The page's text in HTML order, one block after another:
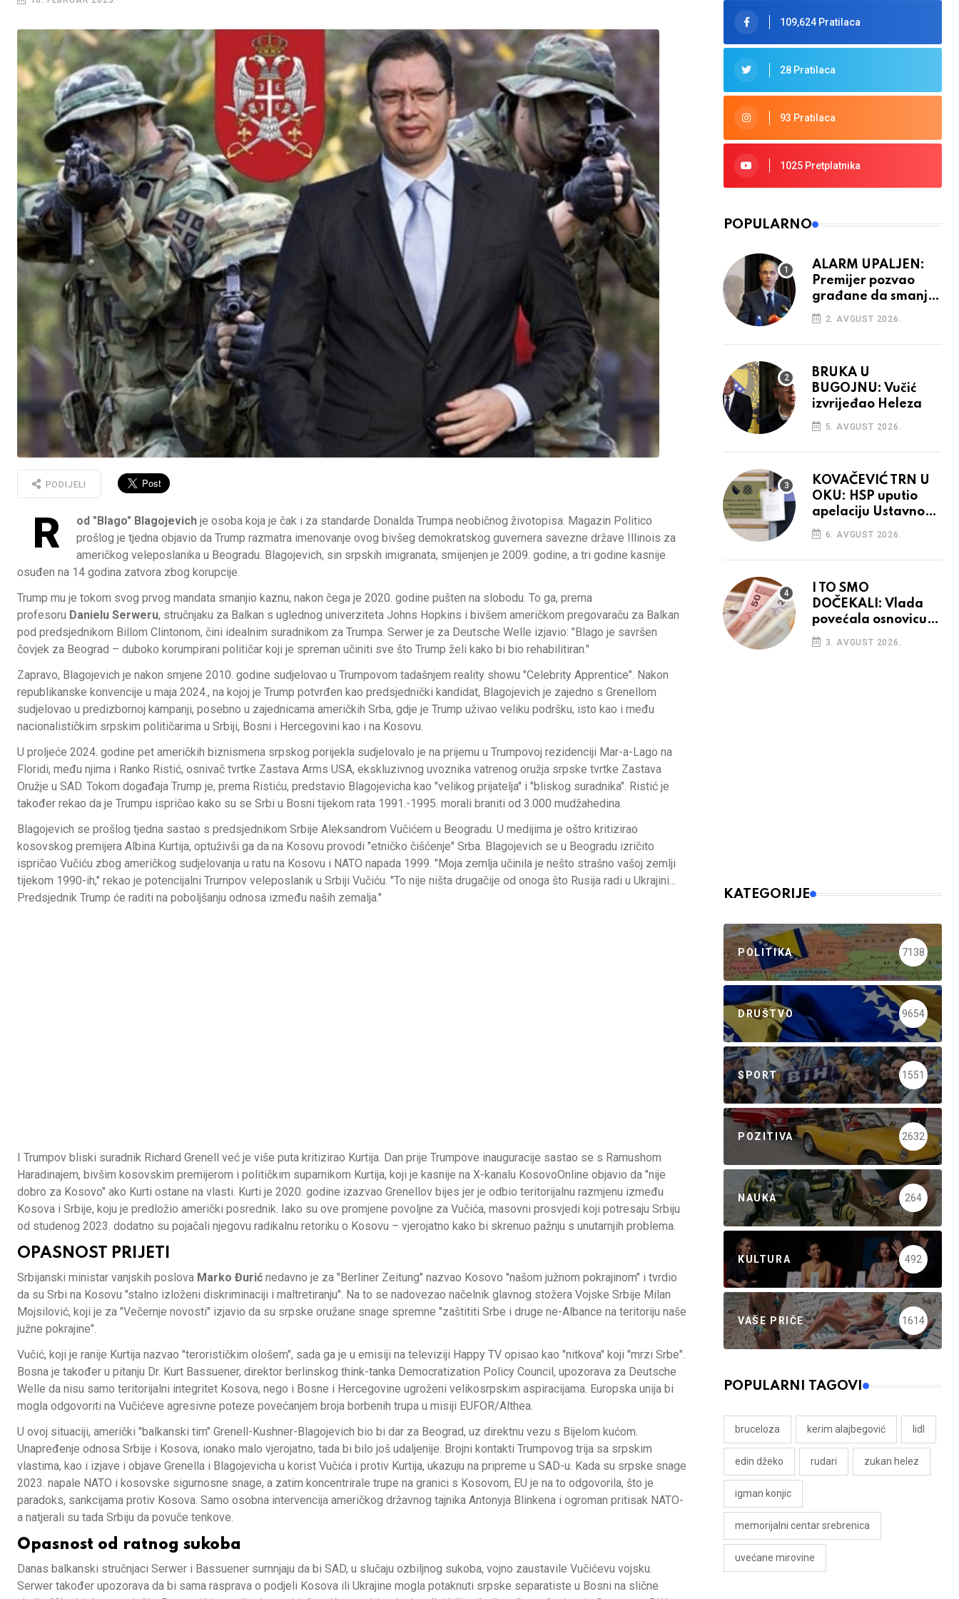
PODIJELI
R od "Blago" Blagojevich je osoba koja je čak i za standarde Donalda Trumpa neobičnog životopisa. Magazin Politico
prošlog je tjedna objavio da Trump razmatra imenovanje ovog bivšeg demokratskog guvernera savezne države Illinois za
američkog veleposlanika u Beogradu. Blagojevich, sin srpskih imigranata, smijenjen je 2009. godine, a tri godine kasnije
osuđen na 14 godina zatvora zbog korupcije.
Trump mu je tokom svog prvog mandata smanjio kaznu, nakon čega je 2020. godine pušten na slobodu. To ga, prema
profesoru Danielu Serweru, stručnjaku za Balkan s uglednog univerziteta Johns Hopkins i bivšem američkom pregovaraču za Balkan
pod predsjednikom Billom Clintonom, čini idealnim suradnikom za Trumpa. Serwer je za Deutsche Welle izjavio: "Blago je savršen
čovjek za Beograd – duboko korumpirani političar koji je spreman učiniti sve što Trump želi kako bi bio rehabilitiran."
Zapravo, Blagojevich je nakon smjene 2010. godine sudjelovao u Trumpovom tadašnjem reality showu "Celebrity Apprentice". Nakon
republikanske konvencije u maja 2024., na kojoj je Trump potvrđen kao predsjednički kandidat, Blagojevich je zajedno s Grenellom
sudjelovao u predizbornoj kampanji, posebno u zajednicama američkih Srba, gdje je Trump uživao veliku podršku, isto kao i među
nacionalističkim srpskim političarima u Srbiji, Bosni i Hercegovini kao i na Kosovu.
U proljeće 2024. godine pet američkih biznismena srpskog porijekla sudjelovalo je na prijemu u Trumpovoj rezidenciji Mar-a-Lago na
Floridi, među njima i Ranko Ristić, osnivač tvrtke Zastava Arms USA, ekskluzivnog uvoznika vatrenog oružja srpske tvrtke Zastava
Oružje u SAD. Tokom događaja Trump je, prema Ristiću, predstavio Blagojevicha kao "velikog prijatelja" i "bliskog suradnika". Ristić je
također rekao da je Trumpu ispričao kako su se Srbi u Bosni tijekom rata 1991.-1995. morali braniti od 3.000 mudžahedina.
Blagojevich se prošlog tjedna sastao s predsjednikom Srbije Aleksandrom Vučićem u Beogradu. U medijima je oštro kritizirao
kosovskog premijera Albina Kurtija, optuživši ga da na Kosovu provodi "etničko čišćenje" Srba. Blagojevich se u Beogradu izričito
ispričao Vučiću zbog američkog sudjelovanja u ratu na Kosovu i NATO napada 1999. "Moja zemlja učinila je nešto strašno vašoj zemlji
tijekom 1990-ih," rekao je potencijalni Trumpov veleposlanik u Srbiji Vučiću. "To nije ništa drugačije od onoga što Rusija radi u Ukrajini...
Predsjednik Trump će raditi na poboljšanju odnosa između naših zemalja."
I Trumpov bliski suradnik Richard Grenell već je više puta kritizirao Kurtija. Dan prije Trumpove inauguracije sastao se s Ramushom
Haradinajem, bivšim kosovskim premijerom i političkim suparnikom Kurtija, koji je kasnije na X-kanalu KosovoOnline objavio da "nije
dobro za Kosovo" ako Kurti ostane na vlasti. Kurti je 2020. godine izazvao Grenellov bijes jer je odbio teritorijalnu razmjenu između
Kosova i Srbije, koju je predložio američki posrednik. Iako su ove promjene povoljne za Vučića, masovni prosvjedi koji potresaju Srbiju
od studenog 2023. dodatno su pojačali njegovu radikalnu retoriku o Kosovu – vjerojatno kako bi skrenuo pažnju s unutarnjih problema.
OPASNOST PRIJETI
Srbijanski ministar vanjskih poslova Marko Đurić nedavno je za "Berliner Zeitung" nazvao Kosovo "našom južnom pokrajinom" i tvrdio
da su Srbi na Kosovu "stalno izloženi diskriminaciji i maltretiranju". Na to se nadovezao načelnik glavnog stožera Vojske Srbije Milan
Mojsilović, koji je za "Večernje novosti" izjavio da su srpske oružane snage spremne "zaštititi Srbe i druge ne-Albance na teritoriju naše
južne pokrajine".
Vučić, koji je ranije Kurtija nazvao "terorističkim ološem", sada ga je u emisiji na televiziji Happy TV opisao kao "nitkova" koji "mrzi Srbe".
Bosna je također u pitanju Dr. Kurt Bassuener, direktor berlinskog think-tanka Democratization Policy Council, upozorava za Deutsche
Welle da nisu samo teritorijalni integritet Kosova, nego i Bosne i Hercegovine ugroženi velikosrpskim aspiracijama. Europska unija bi
mogla odgovoriti na Vučićeve agresivne poteze povećanjem broja borbenih trupa u misiji EUFOR/Althea.
U ovoj situaciji, američki "balkanski tim" Grenell-Kushner-Blagojevich bio bi dar za Beograd, uz direktnu vezu s Bijelom kućom.
Unapređenje odnosa Srbije i Kosova, ionako malo vjerojatno, tada bi bilo još udaljenije. Brojni kontakti Trumpovog trija sa srpskim
vlastima, kao i izjave i objave Grenella i Blagojevicha u korist Vučića i protiv Kurtija, ukazuju na pripreme u SAD-u. Kada su srpske snage
2023. napale NATO i kosovske sigurnosne snage, a zatim koncentrirale trupe na granici s Kosovom, EU je na to odgovorila, što je
paradoks, sankcijama protiv Kosova. Samo osobna intervencija američkog državnog tajnika Antonyja Blinkena i ogroman pritisak NATO-
a natjerali su tada Srbiju da povuče tenkove.
Opasnost od ratnog sukoba
Danas balkanski stručnjaci Serwer i Bassuener sumnjaju da bi SAD, u slučaju ozbiljnog sukoba, vojno zaustavile Vučićevu vojsku.
Serwer također upozorava da bi sama rasprava o podjeli Kosova ili Ukrajine mogla potaknuti srpske separatiste u Bosni na slične
109,624 Pratilaca
28 Pratilaca
93 Pratilaca
1025 Pretplatnika
POPULARNO
ALARM UPALJEN:
Premijer pozvao
građane da smanje
potrošnju struje
2. AVGUST 2026.
BRUKA U
BUGOJNU: Vučić
izvrijeđao Heleza
5. AVGUST 2026.
KOVAČEVIĆ TRN U
OKU: HSP uputio
apelaciju Ustavnom
sudu BiH
6. AVGUST 2026.
I TO SMO
DOČEKALI: Vlada
povećala osnovicu
za obračun plaća
budžetskim
3. AVGUST 2026.
KATEGORIJE
POLITIKA 7138
DRUŠTVO 9654
SPORT 1551
POZITIVA 2632
NAUKA 264
KULTURA 492
VAŠE PRIČE 1614
POPULARNI TAGOVI
bruceloza kerim alajbegović lidl
edin džeko rudari zukan helez
igman konjic
memorijalni centar srebrenica
uvećane mirovine